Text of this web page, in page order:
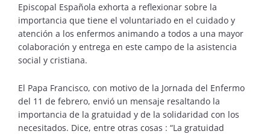
Episcopal Española exhorta a reflexionar sobre la
importancia que tiene el voluntariado en el cuidado y
atención a los enfermos animando a todos a una mayor
colaboración y entrega en este campo de la asistencia
social y cristiana.
El Papa Francisco, con motivo de la Jornada del Enfermo
del 11 de febrero, envió un mensaje resaltando la
importancia de la gratuidad y de la solidaridad con los
necesitados. Dice, entre otras cosas : “La gratuidad